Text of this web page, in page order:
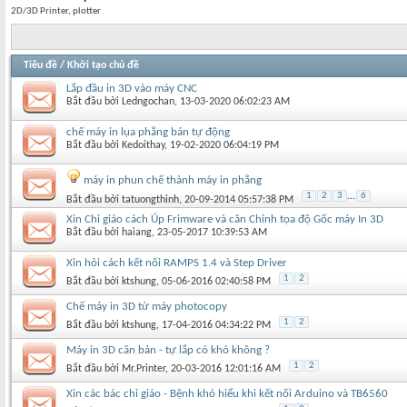
2D/3D Printer, plotter
Tiêu đề / Khởi tạo chủ đề
Lắp đầu in 3D vào máy CNC
Bắt đầu bởi Ledngochan‎, 13-03-2020 06:02:23 AM
chế máy in lụa phẳng bán tự động
Bắt đầu bởi Kedoithay‎, 19-02-2020 06:04:19 PM
máy in phun chế thành máy in phẳng
Bắt đầu bởi tatuongthinh‎, 20-09-2014 05:57:38 PM 1 2 3 ... 6
Xin Chỉ giáo cách Úp Frimware và căn Chỉnh tọa độ Gốc máy In 3D
Bắt đầu bởi haiang‎, 23-05-2017 10:39:53 AM
Xin hỏi cách kết nối RAMPS 1.4 và Step Driver
Bắt đầu bởi ktshung‎, 05-06-2016 02:40:58 PM 1 2
Chế máy in 3D từ máy photocopy
Bắt đầu bởi ktshung‎, 17-04-2016 04:34:22 PM 1 2
Máy in 3D căn bản - tự lắp có khó không ?
Bắt đầu bởi Mr.Printer‎, 20-03-2016 12:01:16 AM 1 2
Xin các bác chỉ giáo - Bệnh khó hiểu khi kết nối Arduino và TB6560